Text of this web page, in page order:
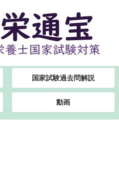
国家試験過去問解説
動画